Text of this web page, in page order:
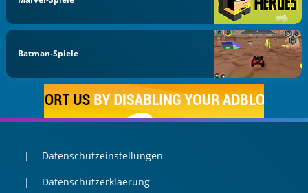
Batman-Spiele
Datenschutzeinstellungen
Datenschutzerklaerung